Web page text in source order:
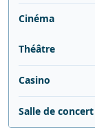
Cinéma
Théâtre
Casino
Salle de concert